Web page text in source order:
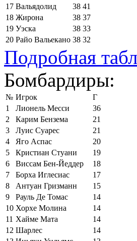
17 Вальядолид 38 41
18 Жирона 38 37
19 Уэска 38 33
20 Райо Вальекано 38 32
Подробная
Бомбардиры:
№ Игрок
Г
1
Лионель Месси
36
2
Карим Бензема
21
3
Луис Суарес
21
4
Яго Аспас
20
5
Кристиан Стуани
19
6
Виссам Бен-Йеддер
18
7
Борха Иглесиас
17
8
Антуан Гризманн
15
9
Рауль Де Томас
14
10 Хорхе Молина
14
11 Хайме Мата
14
12 Шарлес
14